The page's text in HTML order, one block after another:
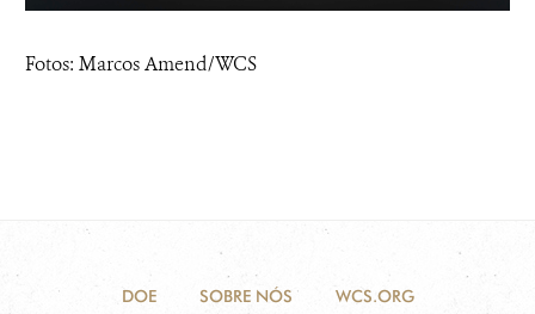
Fotos: Marcos Amend/WCS
DOE SOBRE NÓS WCS.ORG